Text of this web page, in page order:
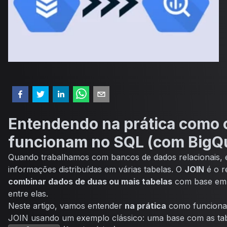
Entendendo na prática como
funcionam no SQL (com
Quando trabalhamos com bancos de dados
informações distribuídas em várias tabelas. O JOIN é o
combinar dados de duas ou mais tabelas com base
entre elas.
Neste artigo, vamos entender na prática como
JOIN usando um exemplo clássico: uma base com as